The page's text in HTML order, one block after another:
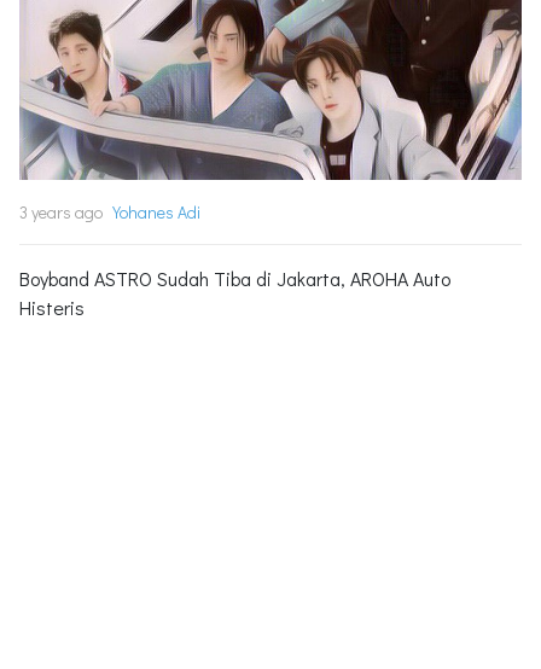
3 years ago Yohanes Adi
Boyband ASTRO Sudah Tiba di Jakarta, AROHA Auto
Histeris